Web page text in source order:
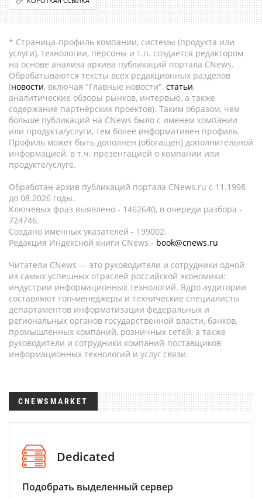
* Страница-профиль компании, системы (продукта или
услуги), технологии, персоны и т.п. создается редактором
на основе анализа архива публикаций портала CNews.
Обрабатываются тексты всех редакционных разделов
(новости, включая "Главные новости", статьи,
аналитические обзоры рынков, интервью, а также
содержание партнёрских проектов). Таким образом, чем
больше публикаций на CNews было с именем компании
или продукта/услуги, тем более информативен профиль.
Профиль может быть дополнен (обогащен) дополнительной
информацией, в т.ч. презентацией о компании или
продукте/услуге.
Обработан архив публикаций портала CNews.ru c 11.1998
до 08.2026 годы.
Ключевых фраз выявлено - 1462640, в очереди разбора -
724746.
Создано именных указателей - 199002.
Редакция Индексной книги CNews - book@cnews.ru
Читатели CNews — это руководители и сотрудники одной
из самых успешных отраслей российской экономики:
индустрии информационных технологий. Ядро аудитории
составляют топ-менеджеры и технические специалисты
департаментов информатизации федеральных и
региональных органов государственной власти, банков,
промышленных компаний, розничных сетей, а также
руководители и сотрудники компаний-поставщиков
информационных технологий и услуг связи.
CNEWSMARKET
Dedicated
Подобрать выделенный сервер